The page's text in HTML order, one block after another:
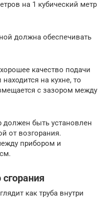
на 1 кубический метр
должна обеспечивать
качество подачи
на кухне, то
с зазором между
быть установлен
от возгорания.
прибором и
как труба внутри